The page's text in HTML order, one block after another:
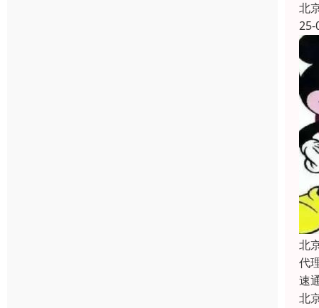
北
25-
北
代
速
北